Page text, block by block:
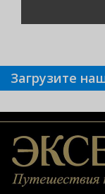
Загрузите